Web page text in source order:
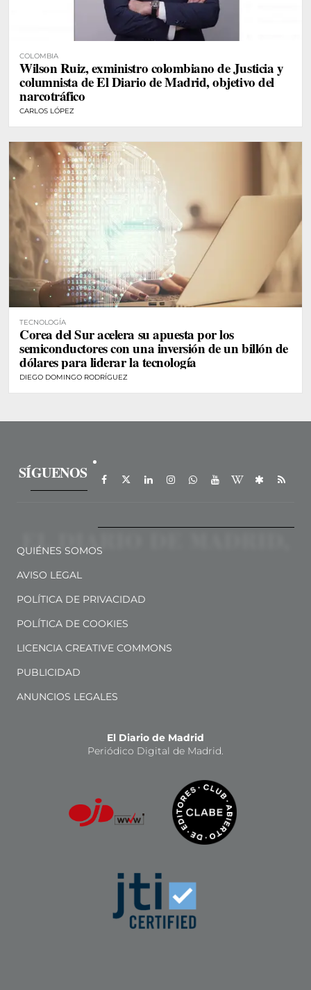
COLOMBIA
Wilson Ruiz, exministro colombiano de Justicia y
columnista de El Diario de Madrid, objetivo del
narcotráfico
CARLOS LÓPEZ
TECNOLOGÍA
Corea del Sur acelera su apuesta por los
semiconductores con una inversión de un billón de
dólares para liderar la tecnología
DIEGO DOMINGO RODRÍGUEZ
SÍGUENOS
QUIÉNES SOMOS
AVISO LEGAL
POLÍTICA DE PRIVACIDAD
POLÍTICA DE COOKIES
LICENCIA CREATIVE COMMONS
PUBLICIDAD
ANUNCIOS LEGALES
El Diario de Madrid
Periódico Digital de Madrid.